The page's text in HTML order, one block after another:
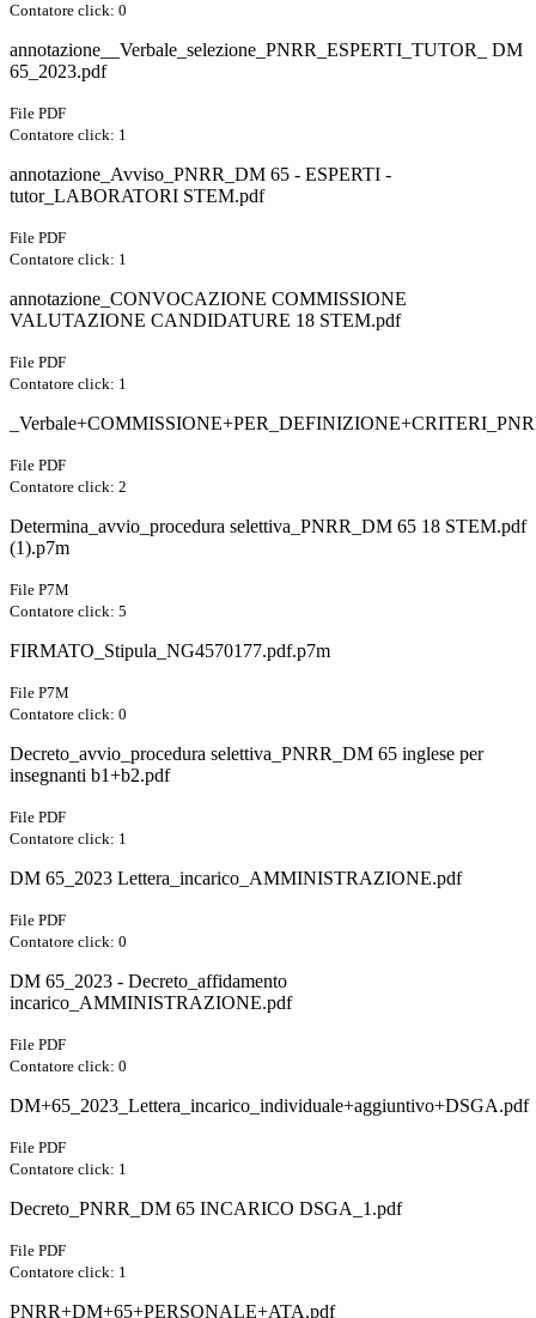
Contatore click: 0
annotazione__Verbale_selezione_PNRR_ESPERTI_TUTOR_ DM
65_2023.pdf
File PDF
Contatore click: 1
annotazione_Avviso_PNRR_DM 65 - ESPERTI -
tutor_LABORATORI STEM.pdf
File PDF
Contatore click: 1
annotazione_CONVOCAZIONE COMMISSIONE
VALUTAZIONE CANDIDATURE 18 STEM.pdf
File PDF
Contatore click: 1
File PDF
Contatore click: 2
Determina_avvio_procedura selettiva_PNRR_DM 65 18 STEM.pdf
(1).p7m
File P7M
Contatore click: 5
FIRMATO_Stipula_NG4570177.pdf.p7m
File P7M
Contatore click: 0
Decreto_avvio_procedura selettiva_PNRR_DM 65 inglese per
insegnanti b1+b2.pdf
File PDF
Contatore click: 1
DM 65_2023 Lettera_incarico_AMMINISTRAZIONE.pdf
File PDF
Contatore click: 0
DM 65_2023 - Decreto_affidamento
incarico_AMMINISTRAZIONE.pdf
File PDF
Contatore click: 0
DM+65_2023_Lettera_incarico_individuale+aggiuntivo+DSGA.pdf
File PDF
Contatore click: 1
Decreto_PNRR_DM 65 INCARICO DSGA_1.pdf
File PDF
Contatore click: 1
PNRR+DM+65+PERSONALE+ATA.pdf